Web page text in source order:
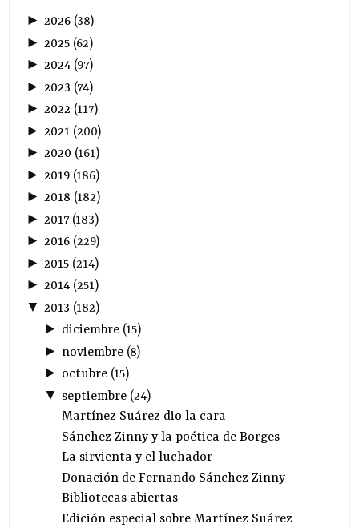
►2026 (38)
► 2025 (62)
►2024 (97)
► 2023 (74)
►2022 (117)
► 2021 (200)
►2020 (161)
► 2019 (186)
►2018 (182)
► 2017(183)
►2016 (229)
► 2015 (214)
►2014 (251)
▼ 2013 (182)
► diciembre(15)
► noviembre(8)
► octubre(15)
▼ septiembre(24)
Martínez Suárez dio la cara
Sánchez Zinny y la poética de Borges
La sirvienta y el luchador
Donación de Fernando Sánchez Zinny
Bibliotecas abiertas
Edición especial sobre Martínez Suárez